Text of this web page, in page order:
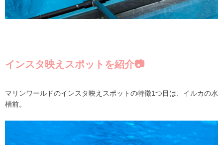
インスタ映えスポットを紹介📷
マリンワールドのインスタ映えスポットの特徴1つ目は、イルカの水
槽前。